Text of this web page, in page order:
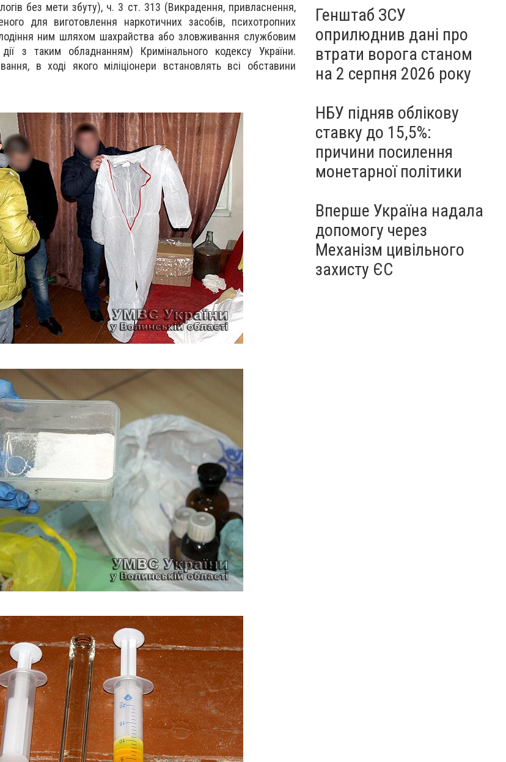
без мети збуту), ч. 3 ст. 313 (Викрадення, привласнення,
для виготовлення наркотичних засобів, психотропних
ним шляхом шахрайства або зловживання службовим
з таким обладнанням) Кримінального кодексу України.
в ході якого міліціонери встановлять всі обставини
Генштаб ЗСУ
оприлюднив дані про
втрати ворога станом
на 2 серпня 2026 року
НБУ підняв облікову
ставку до 15,5%:
причини посилення
монетарної політики
Вперше Україна надала
допомогу через
Механізм цивільного
захисту ЄС